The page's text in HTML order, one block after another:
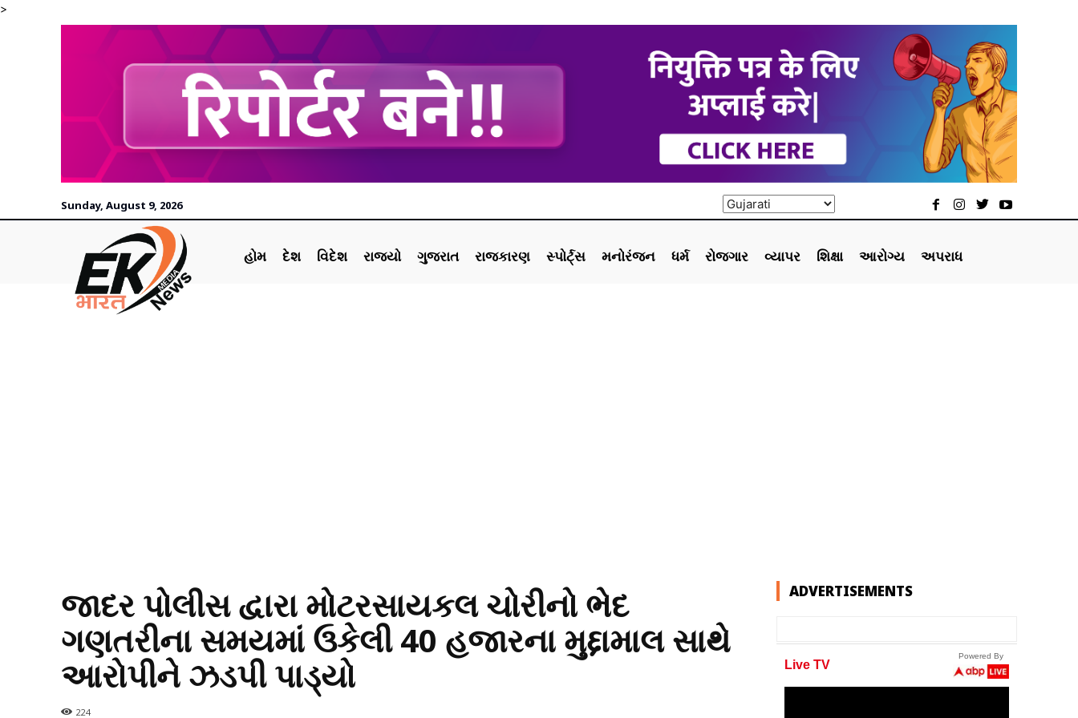
>
Sunday, August 9, 2026
હોમ દેશ વિદેશ રાજ્યો ગુજરાત રાજકારણ સ્પોર્ટ્સ મનોરંજન ધર્મ રોજગાર વ્યાપર શિક્ષા આરોગ્ય અપરાધ
જાદર પોલીસ દ્વારા મોટરસાયકલ ચોરીનો ભેદ
ગણતરીના સમયમાં ઉકેલી 40 હજારના મુદ્દામાલ સાથે
આરોપીને ઝડપી પાડ્યો
224
ADVERTISEMENTS